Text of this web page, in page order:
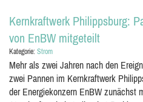
Kernkraftwerk Philippsburg:
von EnBW mitgeteilt
Kategorie: Strom
Mehr als zwei Jahren nach den
zwei Pannen im Kernkraftwerk
der Energiekonzern EnBW zunächst